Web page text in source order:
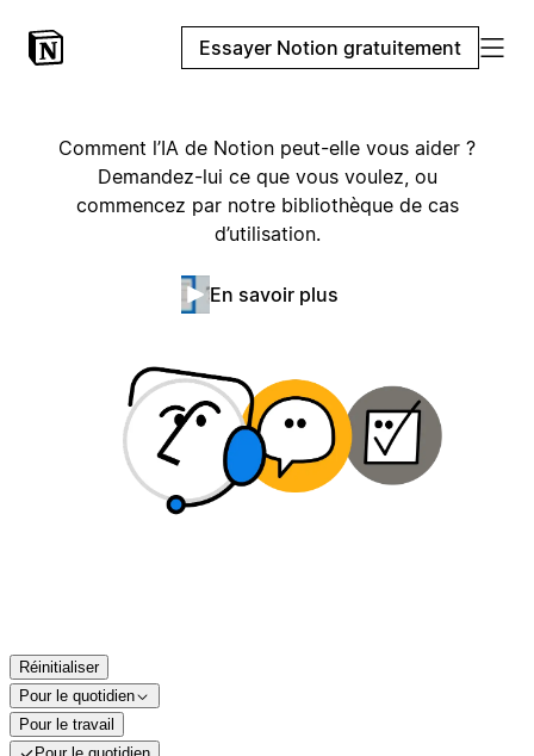
Essayer Notion gratuitement
Comment l’IA de Notion peut-elle vous aider ?
Demandez-lui ce que vous voulez, ou
commencez par notre bibliothèque de cas
d’utilisation.
En savoir plus
Réinitialiser
Pour le quotidien
Pour le travail